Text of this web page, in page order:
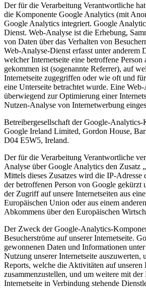
Der für die Verarbeitung Verantwortliche
die Komponente Google Analytics (mit
Google Analytics integriert. Google
Dienst. Web-Analyse ist die Erhebung,
von Daten über das Verhalten von
Web-Analyse-Dienst erfasst unter anderem
welcher Internetseite eine betroffene Person
gekommen ist (sogenannte Referrer), auf
Internetseite zugegriffen oder wie oft und
eine Unterseite betrachtet wurde. Eine
überwiegend zur Optimierung einer
Nutzen-Analyse von Internetwerbung
Betreibergesellschaft der Google-Analytics-
Google Ireland Limited, Gordon House,
D04 E5W5, Ireland.
Der für die Verarbeitung Verantwortliche
Analyse über Google Analytics den Zusatz
Mittels dieses Zusatzes wird die IP-Adresse
der betroffenen Person von Google gekürzt
der Zugriff auf unsere Internetseiten aus
Europäischen Union oder aus einem
Abkommens über den Europäischen
Der Zweck der Google-Analytics-
Besucherströme auf unserer Internetseite.
gewonnenen Daten und Informationen
Nutzung unserer Internetseite auszuwerten,
Reports, welche die Aktivitäten auf unseren
zusammenzustellen, und um weitere mit der
Internetseite in Verbindung stehende